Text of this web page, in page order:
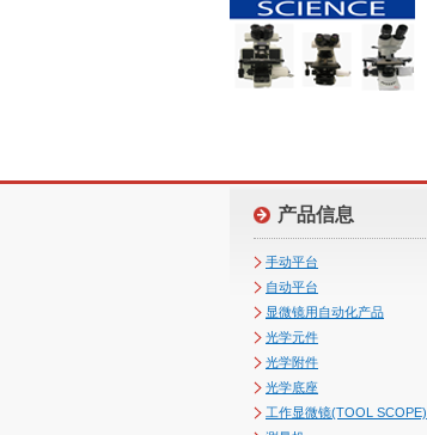
产品信息
手动平台
自动平台
显微镜用自动化产品
光学元件
光学附件
光学底座
工作显微镜(TOOL SCOPE)